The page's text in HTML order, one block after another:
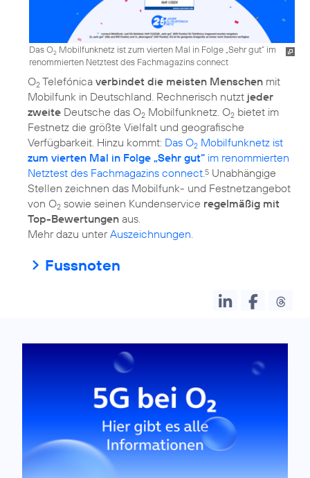
Das O2 Mobilfunknetz ist zum vierten Mal in Folge „Sehr gut“ im
renommierten Netztest des Fachmagazins connect
O2 Telefónica verbindet die meisten Menschen mit
Mobilfunk in Deutschland. Rechnerisch nutzt jeder
zweite Deutsche das O2 Mobilfunknetz. O2 bietet im
Festnetz die größte Vielfalt und geografische
Verfügbarkeit. Hinzu kommt: Das O2 Mobilfunknetz ist
zum vierten Mal in Folge „Sehr gut“ im renommierten
Netztest des Fachmagazins connect.5 Unabhängige
Stellen zeichnen das Mobilfunk- und Festnetzangebot
von O2 sowie seinen Kundenservice regelmäßig mit
Top-Bewertungen aus.
Mehr dazu unterAuszeichnungen.
Fussnoten